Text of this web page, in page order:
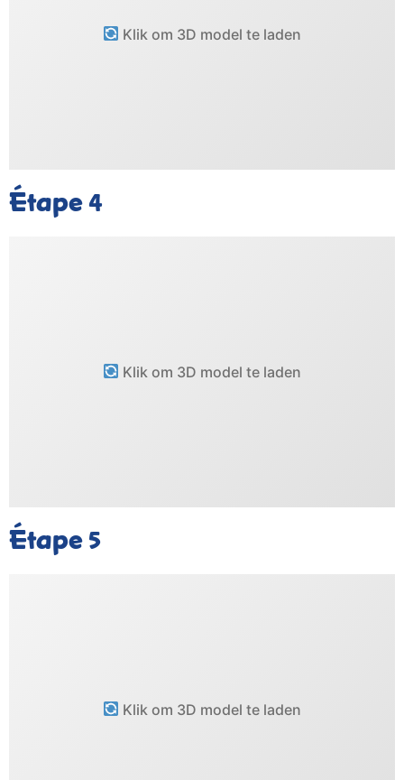
Klik om 3D model te laden
Étape4
Klik om 3D model te laden
Étape 5
Klik om 3D model te laden